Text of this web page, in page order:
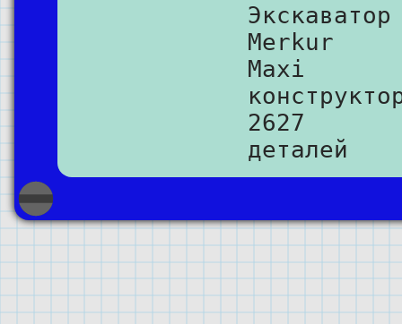
Экскаватор
Merkur
Maxi
2627
деталей